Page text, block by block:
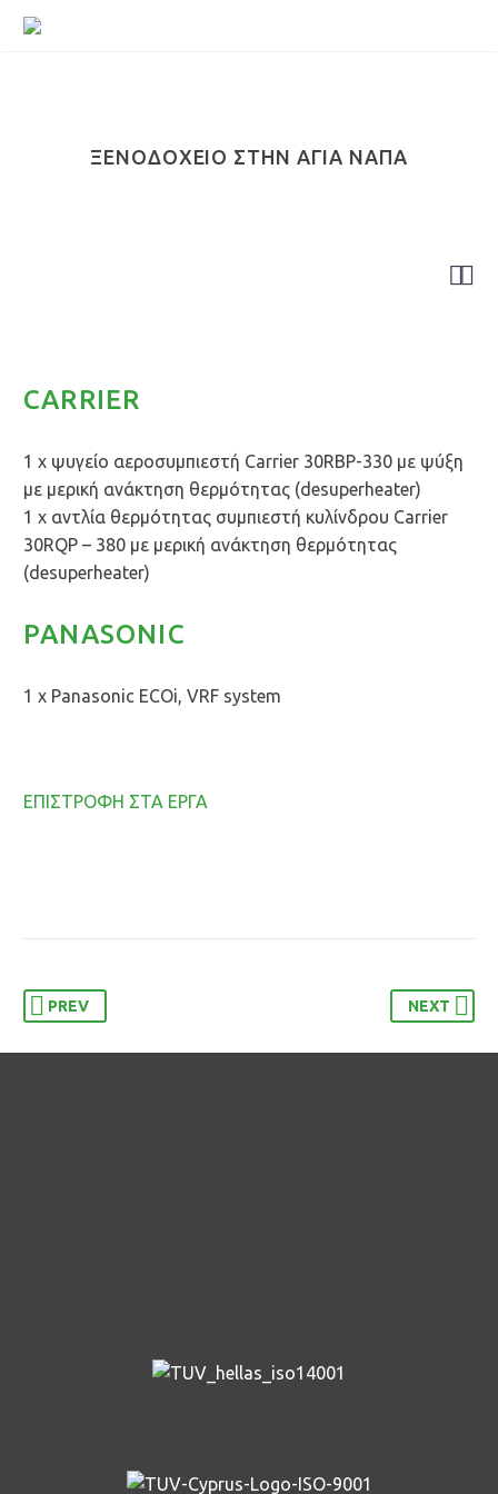
ΞΕΝΟΔΟΧΕΊΟ ΣΤΗΝ ΑΓΊΑ ΝΆΠΑ

CARRIER
1 x ψυγείο αεροσυμπιεστή Carrier 30RBP-330 με ψύξη
με μερική ανάκτηση θερμότητας (desuperheater)
1 x αντλία θερμότητας συμπιεστή κυλίνδρου Carrier
30RQP – 380 με μερική ανάκτηση θερμότητας
(desuperheater)
PANASONIC
1 x Panasonic ECOi, VRF system
ΕΠΙΣΤΡΟΦΗ ΣΤΑ ΕΡΓΑ
PREV NEXT